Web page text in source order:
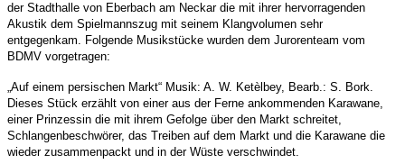
der Stadthalle von Eberbach am Neckar die mit ihrer hervorragenden
Akustik dem Spielmannszug mit seinem Klangvolumen sehr
entgegenkam. Folgende Musikstücke wurden dem Jurorenteam vom
BDMV vorgetragen:
„Auf einem persischen Markt“ Musik: A. W. Ketèlbey, Bearb.: S. Bork.
Dieses Stück erzählt von einer aus der Ferne ankommenden Karawane,
einer Prinzessin die mit ihrem Gefolge über den Markt schreitet,
Schlangenbeschwörer, das Treiben auf dem Markt und die Karawane die
wieder zusammenpackt und in der Wüste verschwindet.